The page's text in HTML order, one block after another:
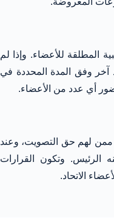
المطلقة للأعضاء. وإذا لم
آخر وفق المدة المحددة في
أي عدد من الأعضاء.
ممن لهم حق التصويت، وعند
الرئيس. وتكون القرارات
الاتحاد.